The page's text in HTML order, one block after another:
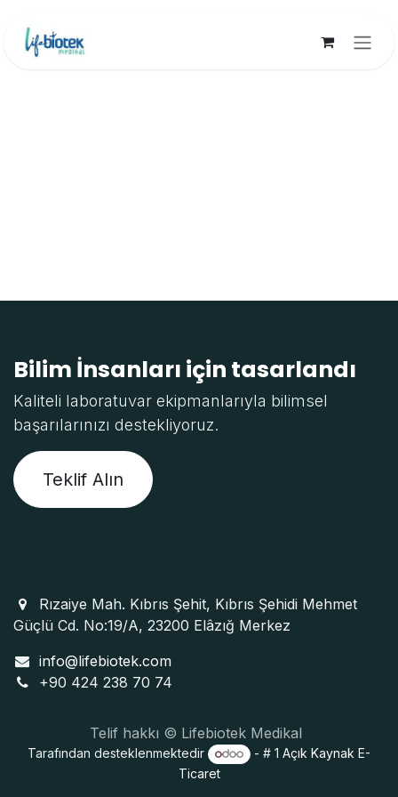
Bilim İnsanları için tasarlandı
Kaliteli laboratuvar ekipmanlarıyla bilimsel
başarılarınızı destekliyoruz.
Teklif Alın
Rızaiye Mah. Kıbrıs Şehit, Kıbrıs Şehidi Mehmet
Güçlü Cd. No:19/A, 23200 Elâzığ Merkez
info@lifebiotek.com
+90 424 238 70 74
Telif hakkı © Lifebiotek Medikal
Tarafından desteklenmektedir - # 1Açık Kaynak E-
Ticaret